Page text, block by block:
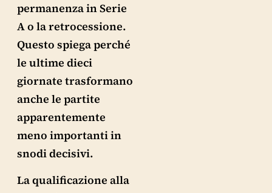
permanenza in Serie
A o la retrocessione.
Questo spiega perché
le ultime dieci
giornate trasformano
anche le partite
apparentemente
meno importanti in
snodi decisivi.
La qualificazione alla